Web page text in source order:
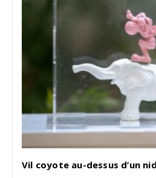
Vil coyote au-dessus d’un